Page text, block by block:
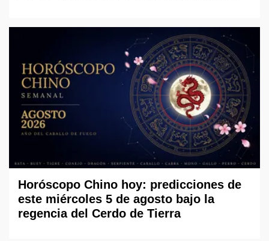
Horóscopo Chino hoy: predicciones de
este miércoles 5 de agosto bajo la
regencia del Cerdo de Tierra